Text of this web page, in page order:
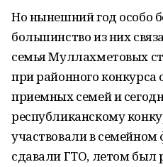
Но нынешний год особо
большинство из них
семья Муллахметовых
при районного конкурса
приемных семей и
республиканскому
участвовали в семейном
сдавали ГТО, летом был